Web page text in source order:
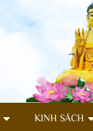
KINH SÁCH